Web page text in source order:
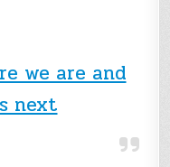
we are and
next